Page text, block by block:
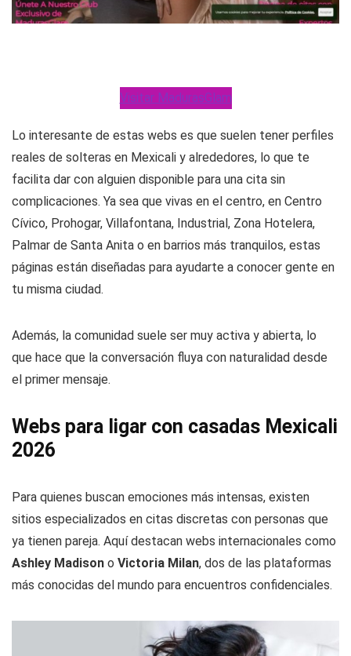
Visitar MadurasGlam
Lo interesante de estas webs es que suelen tener perfiles
reales de solteras en Mexicali y alrededores, lo que te
facilita dar con alguien disponible para una cita sin
complicaciones. Ya sea que vivas en el centro, en Centro
Cívico, Prohogar, Villafontana, Industrial, Zona Hotelera,
Palmar de Santa Anita o en barrios más tranquilos, estas
páginas están diseñadas para ayudarte a conocer gente en
tu misma ciudad.
Además, la comunidad suele ser muy activa y abierta, lo
que hace que la conversación fluya con naturalidad desde
el primer mensaje.
Webs para ligar con casadas Mexicali
2026
Para quienes buscan emociones más intensas, existen
sitios especializados en citas discretas con personas que
ya tienen pareja. Aquí destacan webs internacionales como
Ashley Madison o Victoria Milan, dos de las plataformas
más conocidas del mundo para encuentros confidenciales.